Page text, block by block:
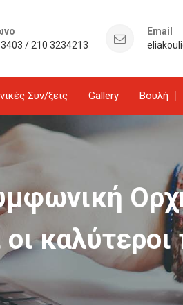
/ 210 3234213
Email
Συν/ξεις Gallery Βουλή
οι